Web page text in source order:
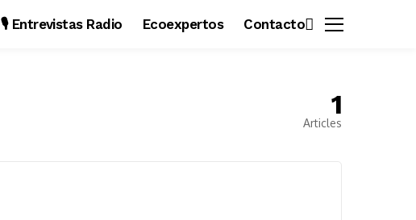
🎙️ Entrevistas Radio Ecoexpertos Contacto
1
Articles